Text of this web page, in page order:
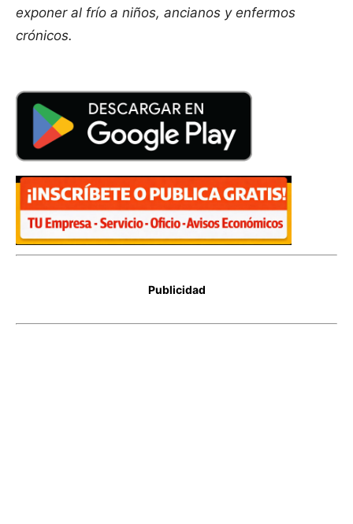
exponer al frío a niños, ancianos y enfermos
crónicos.
Publicidad